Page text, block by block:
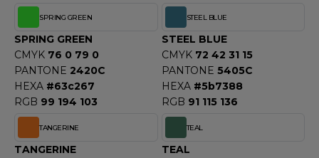
SPRING GREEN
SPRING GREEN
CMYK 76 0 79 0
PANTONE 2420C
HEXA #63c267
RGB 99 194 103
STEEL BLUE
STEEL BLUE
CMYK 72 42 31 15
PANTONE 5405C
HEXA #5b7388
RGB 91 115 136
TANGERINE
TANGERINE
TEAL
TEAL